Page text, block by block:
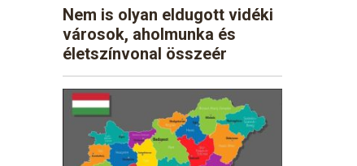
Nem is olyan eldugott vidéki
városok, aholmunka és
életszínvonal összeér